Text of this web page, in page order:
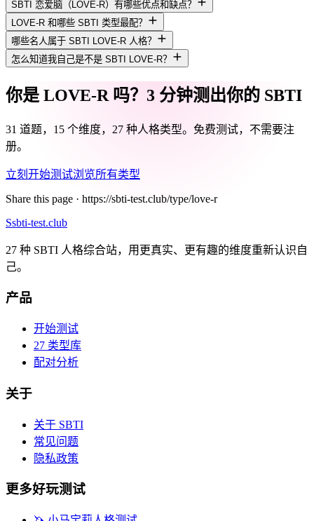
SBTI 恋爱脑（LOVE-R）有哪些优点和缺点？
LOVE-R 和哪些 SBTI 类型最配？
哪些名人属于 SBTI LOVE-R 人格？
怎么知道我自己是不是 SBTI LOVE-R？
你是 LOVE-R 吗？3 分钟测出你的 SBTI
31 道题，15 个维度，27 种人格类型。免费测试，不需要注
册。
立刻开始测试浏览所有类型
Share this page · https://sbti-test.club/type/love-r
Ssbti-test.club
27 种 SBTI 人格综合站，用更真实、更有趣的维度重新认识自
己。
产品
开始测试
27 类型库
配对分析
关于
关于 SBTI
常见问题
隐私政策
更多好玩测试